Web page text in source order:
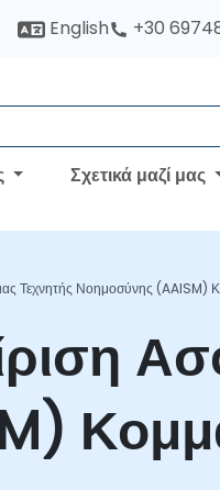
English +30
Σχετικά μαζί μας
Τεχνητής Νοημοσύνης (AAISM)